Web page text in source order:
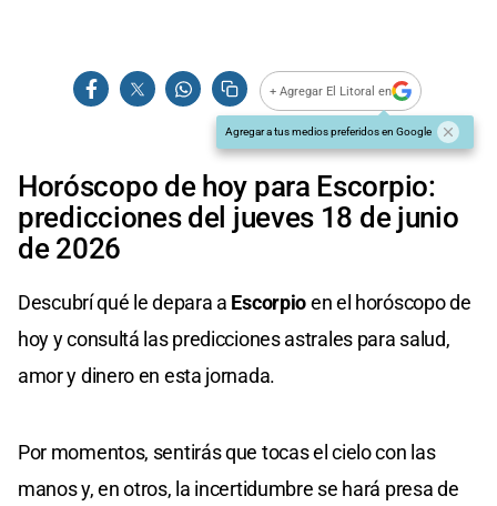
+ Agregar El Litoral en
Agregar a tus medios preferidos en Google
Horóscopo de hoy para Escorpio:
predicciones del jueves 18 de junio
de 2026
Descubrí qué le depara a Escorpioen el horóscopo de
hoy y consultá las predicciones astrales para salud,
amor y dinero en esta jornada.
Por momentos, sentirás que tocas el cielo con las
manos y, en otros, la incertidumbre se hará presa de